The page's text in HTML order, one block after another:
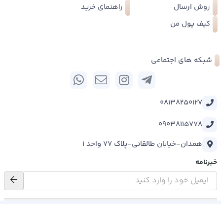
روش ارسال
راهنمای خرید
کیف پول من
شبکه های اجتماعی
08138250127
09038115778
همدان-خیابان طالقانی-پلاک 77 واحد 1
خبرنامه